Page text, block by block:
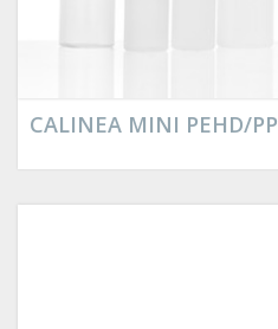
CALINEA MINI PEHD/PP